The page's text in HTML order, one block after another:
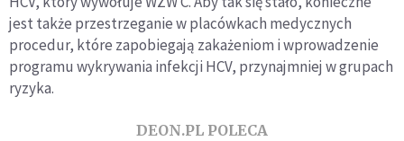
jest także przestrzeganie w placówkach medycznych
procedur, które zapobiegają zakażeniom i wprowadzenie
programu wykrywania infekcji HCV, przynajmniej w grupach
ryzyka.
DEON.PL POLECA